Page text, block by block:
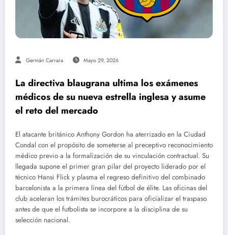
Germán Carrara Mayo 29, 2026
La directiva blaugrana ultima los exámenes
médicos de su nueva estrella inglesa y asume
el reto del mercado
El atacante británico Anthony Gordon ha aterrizado en la Ciudad
Condal con el propósito de someterse al preceptivo reconocimiento
médico previo a la formalización de su vinculación contractual. Su
llegada supone el primer gran pilar del proyecto liderado por el
técnico Hansi Flick y plasma el regreso definitivo del combinado
barcelonista a la primera línea del fútbol de élite. Las oficinas del
club aceleran los trámites burocráticos para oficializar el traspaso
antes de que el futbolista se incorpore a la disciplina de su
selección nacional.